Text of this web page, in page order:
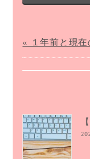
« １年前と現在